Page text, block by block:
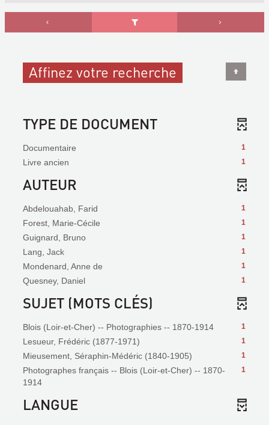
Affinez votre recherche
TYPE DE DOCUMENT
1
Documentaire
1
Livre ancien
AUTEUR
1
Abdelouahab, Farid
1
Forest, Marie-Cécile
1
Guignard, Bruno
1
Lang, Jack
1
Mondenard, Anne de
1
Quesney, Daniel
SUJET (MOTS CLÉS)
1
Blois (Loir-et-Cher) -- Photographies -- 1870-1914
1
Lesueur, Frédéric (1877-1971)
1
Mieusement, Séraphin-Médéric (1840-1905)
1
Photographes français -- Blois (Loir-et-Cher) -- 1870-
1914
LANGUE